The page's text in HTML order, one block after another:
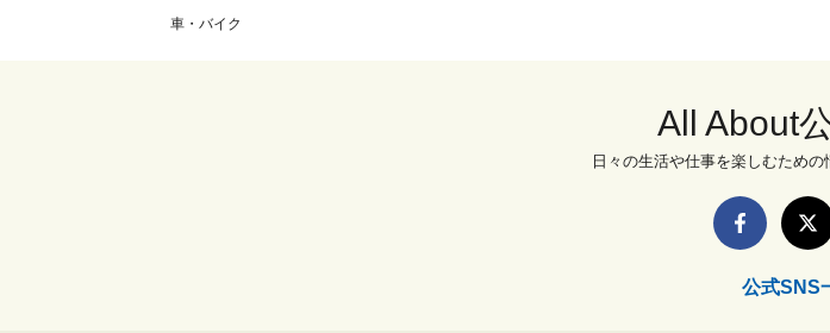
車・バイク
All About
日々の生活や仕事を楽しむための
公式SNS